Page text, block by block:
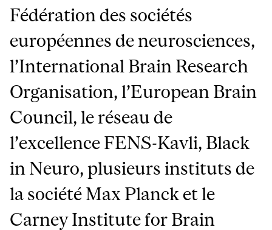
Fédération des sociétés
européennes de neurosciences,
l’International Brain Research
Organisation, l’European Brain
Council, le réseau de
l’excellence FENS-Kavli, Black
in Neuro, plusieurs instituts de
la société Max Planck et le
Carney Institute for Brain